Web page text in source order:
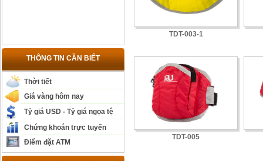
THÔNG TIN CẦN BIẾT
Thời tiết
Giá vàng hôm nay
Tỷ giá USD - Tỷ giá ngọa tệ
Chứng khoán trực tuyến
Điểm đặt ATM
TDT-003-1
TDT-005